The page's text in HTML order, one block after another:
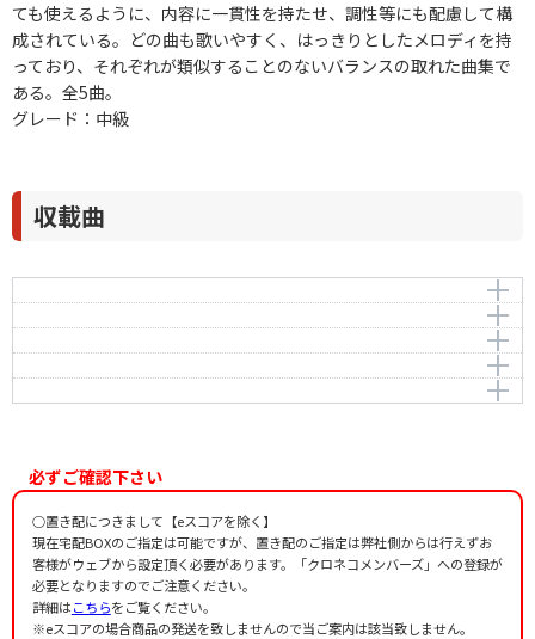
ても使えるように、内容に一貫性を持たせ、調性等にも配慮して構
成されている。どの曲も歌いやすく、はっきりとしたメロディを持
っており、それぞれが類似することのないバランスの取れた曲集で
ある。全5曲。
グレード：中級
収載曲
しあわせよカタツムリにのって
作曲者：信長貴富
Nobunaga，Takatomi
作詞者：やなせ・たかし
歌
作曲者：信長貴富
Nobunaga，Takatomi
作詞者：谷川 俊太郎
それは
作曲者：信長貴富
Nobunaga，Takatomi
足
作曲者：信長貴富
旅のかなたに
作詞者：室生犀星
必ずご確認下さい
○置き配につきまして【eスコアを除く】
現在宅配BOXのご指定は可能ですが、置き配のご指定は弊社側からは行えずお
客様がウェブから設定頂く必要があります。「クロネコメンバーズ」への登録が
必要となりますのでご注意ください。
詳細はこちらをご覧ください。
※eスコアの場合商品の発送を致しませんので当ご案内は該当致しません。